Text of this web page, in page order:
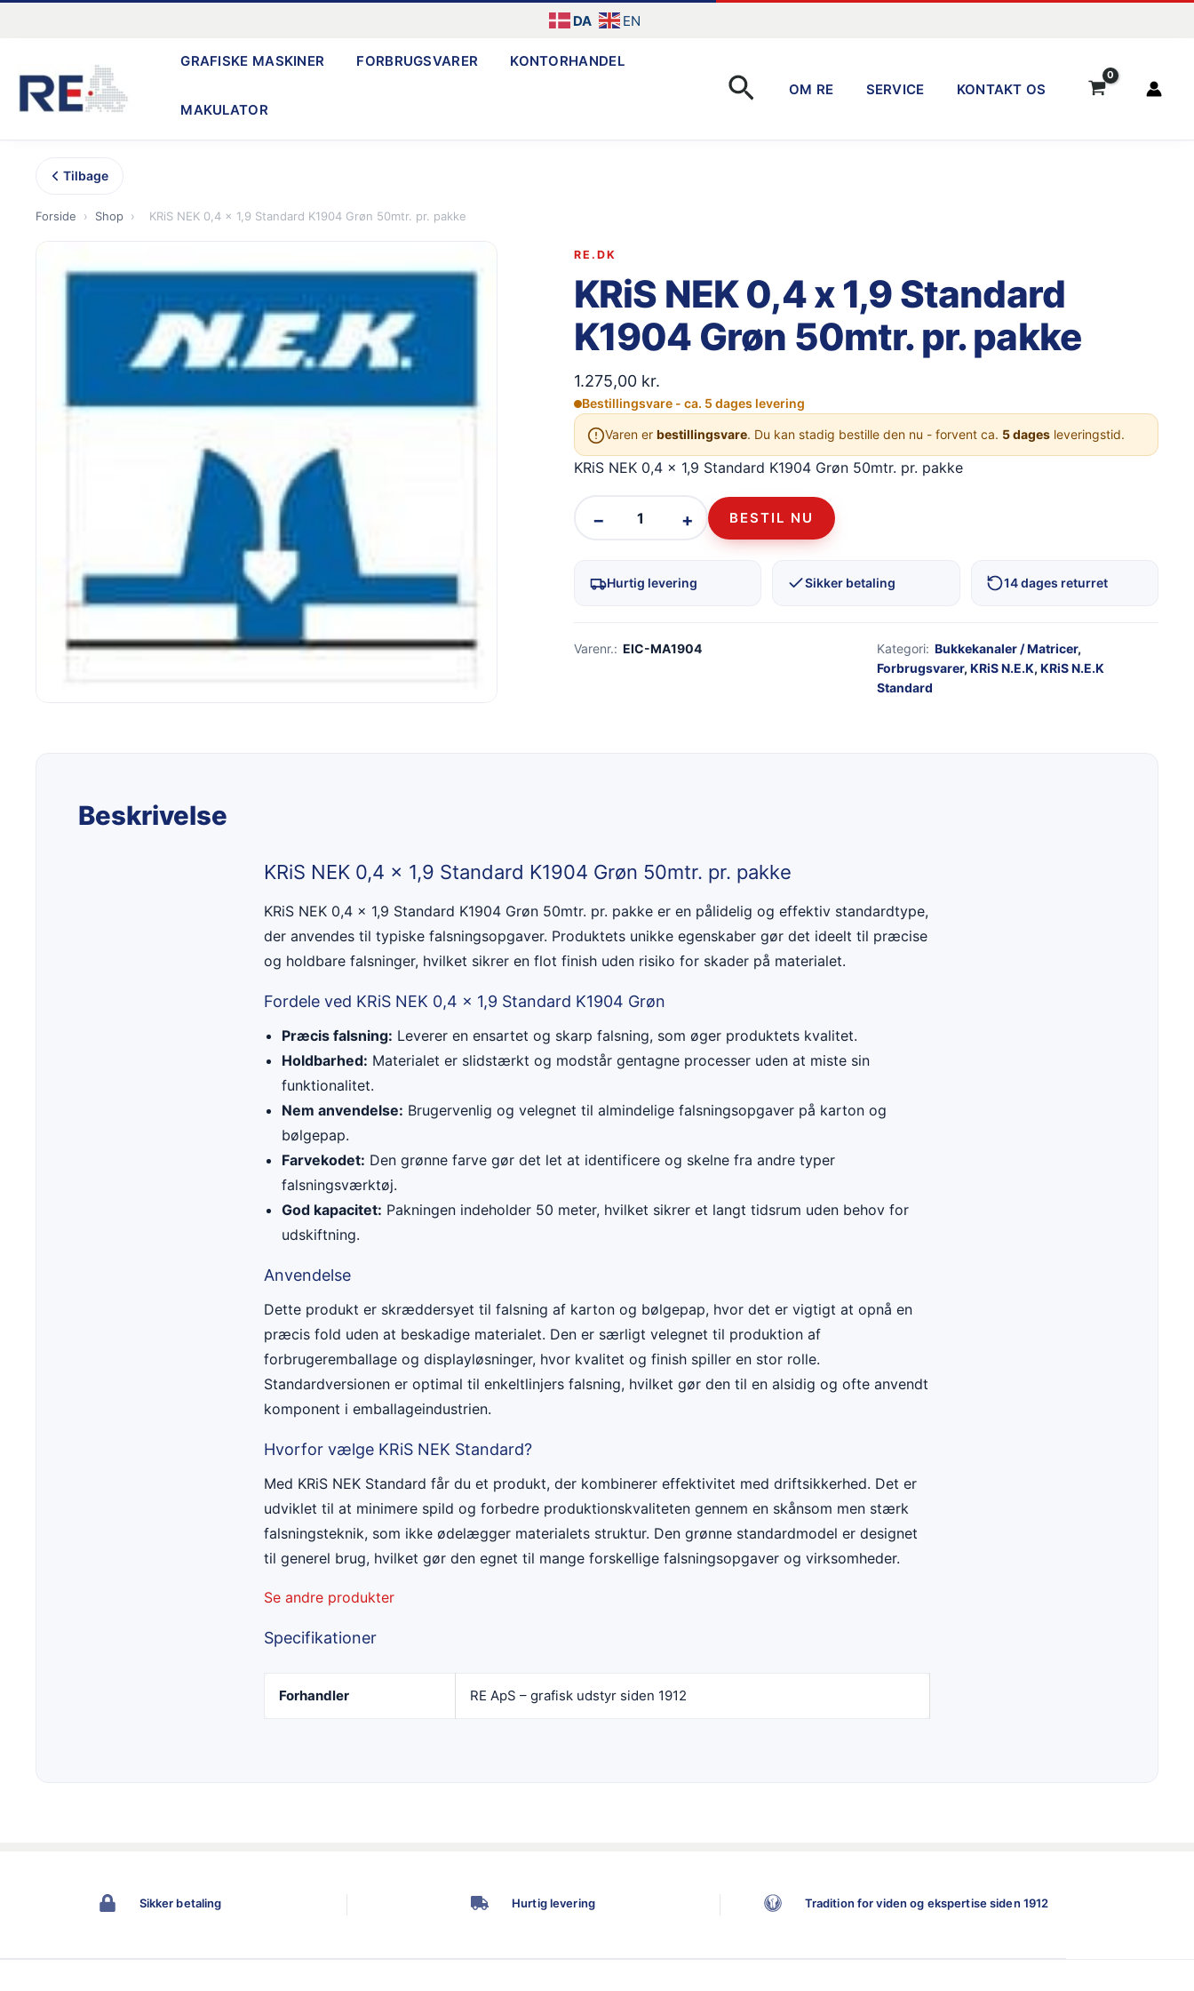
indholdet
DA EN
GRAFISKE MASKINER FORBRUGSVARER KONTORHANDEL
MAKULATOR
Søg OM RE SERVICE KONTAKT OS
Tilbage
Forside › Shop › KRiS NEK 0,4 x 1,9 Standard K1904 Grøn 50mtr. pr. pakke
RE.DK
KRiS NEK 0,4 x 1,9 Standard
K1904 Grøn 50mtr. pr. pakke
1.275,00 kr.
Bestillingsvare - ca. 5 dages levering
Varen er bestillingsvare. Du kan stadig bestille den nu - forvent ca. 5 dagesleveringstid.
KRiS NEK 0,4 x 1,9 Standard K1904 Grøn 50mtr. pr. pakke
− + BESTIL NU
Hurtig levering Sikker betaling 14 dages returret
Varenr.: EIC-MA1904 Kategori: Bukkekanaler / Matricer,
Forbrugsvarer, KRiS N.E.K, KRiS N.E.K
Standard
Beskrivelse
KRiS NEK 0,4 x 1,9 Standard K1904 Grøn 50mtr. pr. pakke
KRiS NEK 0,4 x 1,9 Standard K1904 Grøn 50mtr. pr. pakke er en pålidelig og effektiv standardtype,
der anvendes til typiske falsningsopgaver. Produktets unikke egenskaber gør det ideelt til præcise
og holdbare falsninger, hvilket sikrer en flot finish uden risiko for skader på materialet.
Fordele ved KRiS NEK 0,4 x 1,9 Standard K1904 Grøn
Præcis falsning: Leverer en ensartet og skarp falsning, som øger produktets kvalitet.
Holdbarhed: Materialet er slidstærkt og modstår gentagne processer uden at miste sin
funktionalitet.
Nem anvendelse: Brugervenlig og velegnet til almindelige falsningsopgaver på karton og
bølgepap.
Farvekodet: Den grønne farve gør det let at identificere og skelne fra andre typer
falsningsværktøj.
God kapacitet: Pakningen indeholder 50 meter, hvilket sikrer et langt tidsrum uden behov for
udskiftning.
Anvendelse
Dette produkt er skræddersyet til falsning af karton og bølgepap, hvor det er vigtigt at opnå en
præcis fold uden at beskadige materialet. Den er særligt velegnet til produktion af
forbrugeremballage og displayløsninger, hvor kvalitet og finish spiller en stor rolle.
Standardversionen er optimal til enkeltlinjers falsning, hvilket gør den til en alsidig og ofte anvendt
komponent i emballageindustrien.
Hvorfor vælge KRiS NEK Standard?
Med KRiS NEK Standard får du et produkt, der kombinerer effektivitet med driftsikkerhed. Det er
udviklet til at minimere spild og forbedre produktionskvaliteten gennem en skånsom men stærk
falsningsteknik, som ikke ødelægger materialets struktur. Den grønne standardmodel er designet
til generel brug, hvilket gør den egnet til mange forskellige falsningsopgaver og virksomheder.
Se andre produkter
Specifikationer
Forhandler RE ApS – grafisk udstyr siden 1912
Sikker betaling Hurtig levering Tradition for viden og ekspertise siden 1912